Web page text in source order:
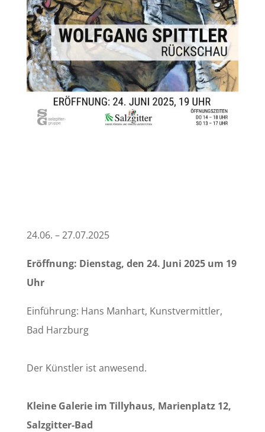
24.06. – 27.07.2025
Eröffnung: Dienstag, den 24. Juni 2025 um 19
Uhr
Einführung: Hans Manhart, Kunstvermittler,
Bad Harzburg
Der Künstler ist anwesend.
Kleine Galerie im Tillyhaus, Marienplatz 12,
Salzgitter-Bad